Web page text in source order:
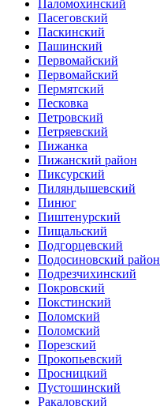
Паломохинский
Пасеговский
Паскинский
Пашинский
Первомайский
Первомайский
Пермятский
Песковка
Петровский
Петряевский
Пижанка
Пижанский район
Пиксурский
Пиляндышевский
Пинюг
Пиштенурский
Пищальский
Подгорцевский
Подосиновский район
Подрезчихинский
Покровский
Покстинский
Поломский
Поломский
Порезский
Прокопьевский
Просницкий
Пустошинский
Ракаловский